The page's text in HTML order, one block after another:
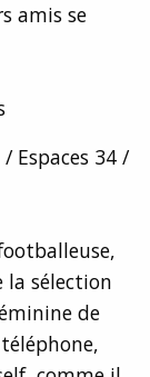
amis se
Espaces 34 /
sélection
de